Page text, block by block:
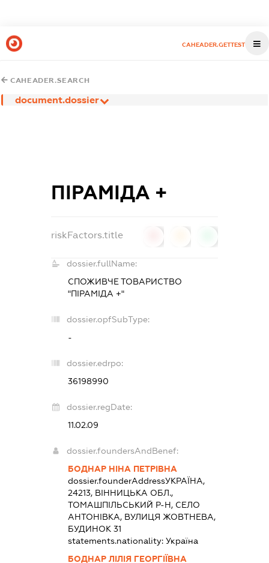
CAHEADER.GETTEST
CAHEADER.SEARCH
document.dossier
ПІРАМІДА +
riskFactors.title
dossier.fullName:
СПОЖИВЧЕ ТОВАРИСТВО
"ПІРАМІДА +"
dossier.opfSubType:
-
dossier.edrpo:
36198990
dossier.regDate:
11.02.09
dossier.foundersAndBenef:
БОДНАР НІНА ПЕТРІВНА
dossier.founderAddressУКРАЇНА,
24213, ВІННИЦЬКА ОБЛ.,
ТОМАШПІЛЬСЬКИЙ Р-Н, СЕЛО
АНТОНІВКА, ВУЛИЦЯ ЖОВТНЕВА,
БУДИНОК 31
statements.nationality:Україна
БОДНАР ЛІЛІЯ ГЕОРГІЇВНА